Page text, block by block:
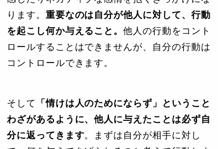
ります。 重要なのは自分が他人に対して、行動
を起こし何か与えること。他人の行動をコント
ロールすることはできませんが、自分の行動は
コントロールできます。
そして
「情けは人のためにならず」ということ
わざがあるように、他人に与えたことは必ず自
分に返ってきます。まずは自分が相手に対し